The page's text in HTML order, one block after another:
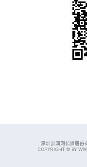
深圳新闻网传媒股份
COPYRIGHT © BY